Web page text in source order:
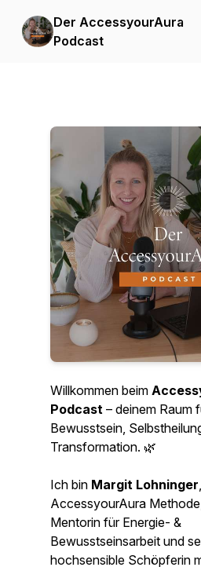
Der AccessyourAura
Podcast
Willkommen beim
Podcast – deinem Raum
Bewusstsein,
Transformation. 🌿
Ich bin Margit Lohninger
AccessyourAura Methode
Mentorin für Energie- &
Bewusstseinsarbeit und
hochsensible Schöpferin